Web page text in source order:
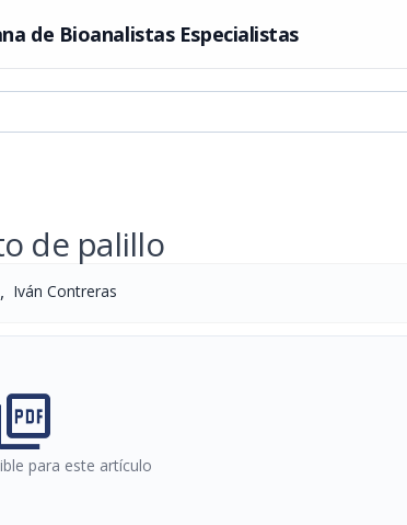
de Bioanalistas Especialistas
de palillo
, Iván Contreras
para este artículo